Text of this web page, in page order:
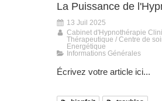
La Puissance de
13 Juil 2025
Cabinet d'Hypnothérapie
Thérapeutique / Centre de
Energétique
Informations Générales
Écrivez votre article ici...